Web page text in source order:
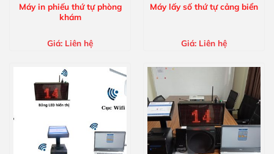
Máy in phiếu thứ tự phòng
khám
Giá: Liên hệ
Máy lấy số thứ tự cảng biển
Giá: Liên hệ